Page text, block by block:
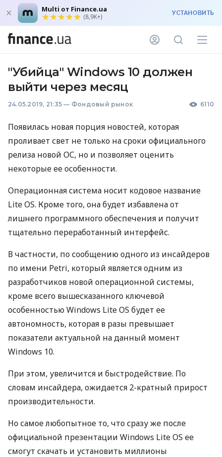
Multi от Finance.ua
(8,9K+) УСТАНОВИТЬ
"Убийца" Windows 10 должен
выйти через месяц
24.05.2019, 21:35 — Фондовый рынок 6110
Появилась новая порция новостей, которая
проливает свет не только на сроки официального
релиза новой ОС, но и позволяет оценить
некоторые ее особенности.
Операционная система носит кодовое название
Lite OS. Кроме того, она будет избавлена от
лишнего программного обеспечения и получит
тщательно переработанный интерфейс.
В частности, по сообщению одного из инсайдеров
по имени Petri, который является одним из
разработчиков новой операционной системы,
кроме всего вышесказанного ключевой
особенностью Windows Lite OS будет ее
автономность, которая в разы превышает
показатели актуальной на данный момент
Windows 10.
При этом, увеличится и быстродействие. По
словам инсайдера, ожидается 2-кратный прирост
производительности.
Но самое любопытное то, что сразу же после
официальной презентации Windows Lite OS ее
смогут скачать и установить миллионы